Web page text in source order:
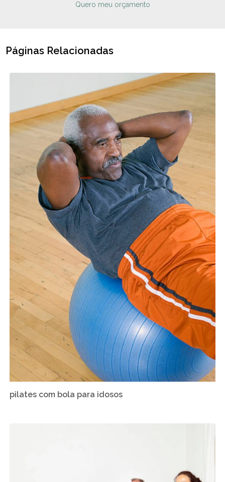
Quero meu orçamento
Páginas Relacionadas
pilates com bola para idosos